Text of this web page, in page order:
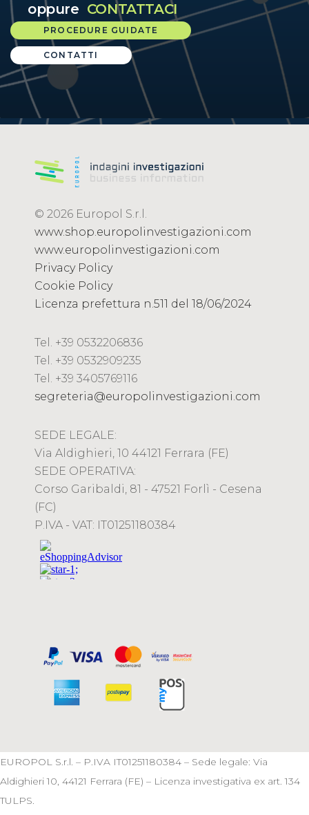
oppure CONTATTACI
PROCEDURE GUIDATE
CONTATTI
© 2026 Europol S.r.l.
www.shop.europolinvestigazioni.com
www.europolinvestigazioni.com
Privacy Policy
Cookie Policy
Licenza prefettura n.511 del 18/06/2024
Tel. +39 0532206836
Tel. +39 0532909235
Tel. +39 3405769116
segreteria@europolinvestigazioni.com
SEDE LEGALE:
Via Aldighieri, 10 44121 Ferrara (FE)
SEDE OPERATIVA:
Corso Garibaldi, 81 - 47521 Forlì - Cesena
(FC)
P.IVA - VAT: IT01251180384
EUROPOL S.r.l. – P.IVA IT01251180384 – Sede legale: Via
Aldighieri 10, 44121 Ferrara (FE) – Licenza investigativa ex art. 134
TULPS.